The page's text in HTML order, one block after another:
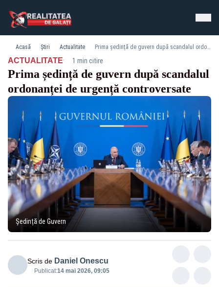
Acasă Știri Actualitate Prima ședință de guvern după scandalul ordonanței de urgență controversate
ACTUALITATE· 1 min citire
Prima ședință de guvern după scandalul
ordonanței de urgență controversate
Ședință de Guvern
Scris de Daniel Onescu
Publicat:14 mai 2026, 09:05